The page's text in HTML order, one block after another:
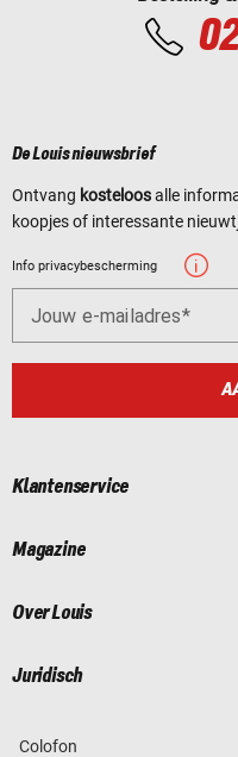
De Louis nieuwsbrief
Ontvang kosteloosalle
koopjes of interessante
Info privacybescherming
Jouw e-mailadres
Klantenservice
Magazine
Over Louis
Juridisch
Colofon